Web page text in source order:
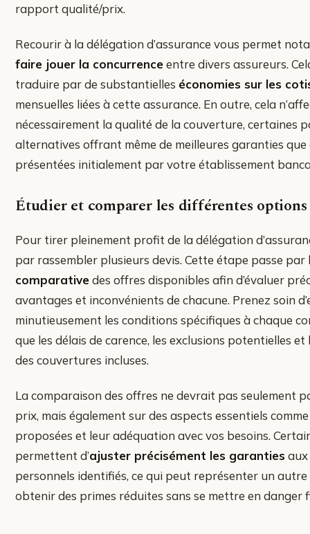
rapport qualité/prix.
Recourir à la délégation d’assurance vous permet
faire jouer la concurrenceentre divers assureurs.
traduire par de substantielles économies sur les
mensuelles liées à cette assurance. En outre, cela
nécessairement la qualité de la couverture, certaines
alternatives offrant même de meilleures garanties que
présentées initialement par votre établissement
Étudier et comparer les différentes options
Pour tirer pleinement profit de la délégation
par rassembler plusieurs devis. Cette étape passe par
comparativedes offres disponibles afin d’évaluer
avantages et inconvénients de chacune. Prenez soin
minutieusement les conditions spécifiques à chaque
que les délais de carence, les exclusions potentielles
des couvertures incluses.
La comparaison des offres ne devrait pas seulement
prix, mais également sur des aspects essentiels
proposées et leur adéquation avec vos besoins.
permettent d’ajuster précisément les garanties aux
personnels identifiés, ce qui peut représenter un
obtenir des primes réduites sans se mettre en danger